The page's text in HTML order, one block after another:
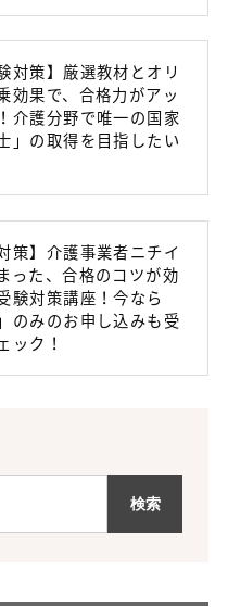
対策】厳選教材とオリ
効果で、合格力がアッ
介護分野で唯一の国家
」の取得を目指したい
策】介護事業者ニチイ
った、合格のコツが効
験対策講座！今なら
のみのお申し込みも受
ック！